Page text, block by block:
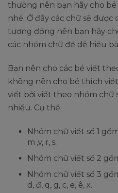
thường nên bạn hãy cho
nhé. Ở đây các chữ sẽ
tương đồng nên bạn hãy
các nhóm chữ để dễ hiểu
Bạn nên cho các bé viết
không nên cho bé thích
viết bởi viết theo nhóm chữ
nhiều. Cụ thể:
Nhóm chữ viết số 1
m ,v, r, s.
Nhóm chữ viết số 2
Nhóm chữ viết số 3
d, đ, q, g, c, e, ê, x.